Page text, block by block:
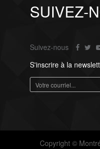
SUIVEZ-
Suivez-nous
S'inscrire à la
Copyright ©